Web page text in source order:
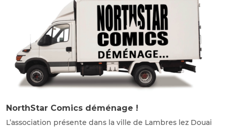
NorthStar Comics déménage !
L’association présente dans la ville de Lambres lez Douai